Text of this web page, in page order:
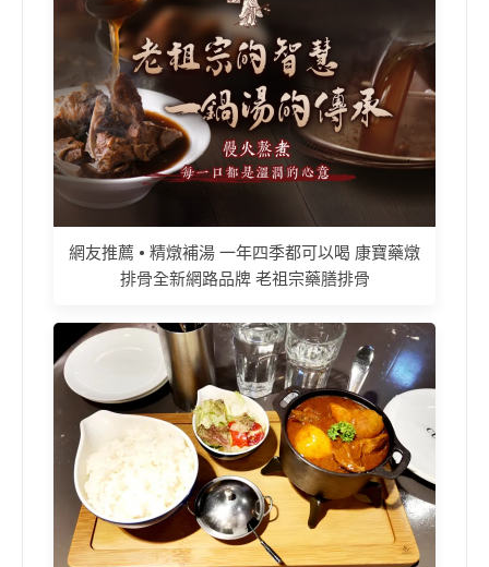
網友推薦 • 精燉補湯 一年四季都可以喝 康寶藥燉
排骨全新網路品牌 老祖宗藥膳排骨